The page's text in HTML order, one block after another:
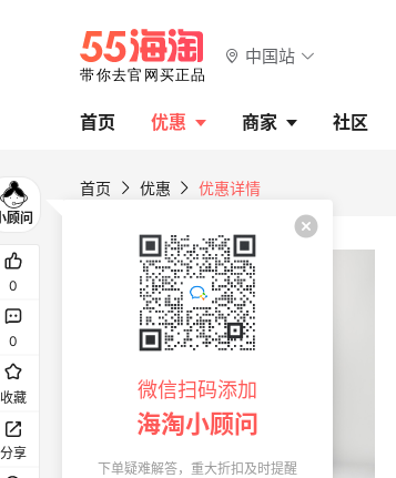
中国站
首页 优惠 商家 社区
首页 优惠 优惠详情
0
0
收藏
分享
微信扫码添加
海淘小顾问
下单疑难解答，重大折扣及时提醒